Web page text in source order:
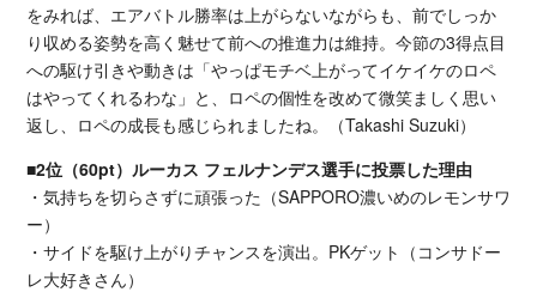
をみれば、エアバトル勝率は上がらないながらも、前でしっか
り収める姿勢を高く魅せて前への推進力は維持。今節の3得点目
への駆け引きや動きは「やっぱモチベ上がってイケイケのロペ
はやってくれるわな」と、ロペの個性を改めて微笑ましく思い
返し、ロペの成長も感じられましたね。（Takashi Suzuki）
■2位（60pt）ルーカス フェルナンデス選手に投票した理由
・気持ちを切らさずに頑張った（SAPPORO濃いめのレモンサワ
ー）
・サイドを駆け上がりチャンスを演出。PKゲット（コンサドー
レ大好きさん）